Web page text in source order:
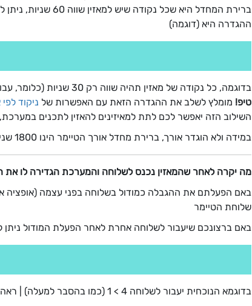
ברירת המחדל היא שכל נקודה שיש למאזין שווה 60 שניות, ניתן להגדיר חישוב שונה
ההגדרה היא (דוגמה)
בדוגמה, כל נקודה של מאזין תהיה שווה רק 30 שניות (כלומר, עבור דקת שיחה המאזין יצטרך 2 נקודות).
טיפ! מומלץ לשלב את ההגדרה הזאת עם האפשרות של ניקוד
השילוב הזה יאפשר לכם לתת למאיזינים להאזין לתכנים
במידה ולא הוגדר אורך, ברירת מחדל אורך הטיימר הינו 1800 שניות, דהיינו חצי שעה.
מה יקרה לאחר שהמאזין נכנס לשלוחה והמערכת הגדירה לו את
שלוחת הטיימר
באם ברצונכם שיעבור לשלוחה אחרת לאחר הפעלת המודול ניתן
בדוגמא הנוכחית יעבור לשלוחה 4 > 1 (כמו בהסבר למעלה) | ראה